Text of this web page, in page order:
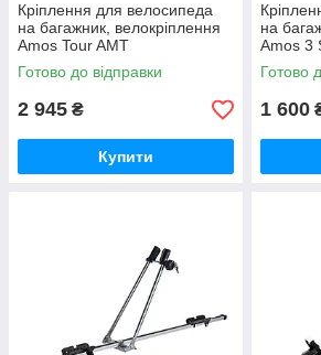
Кріплення для велосипеда
на багажник, велокріплення
Amos Tour AMT
Готово до відправки
2 945 ₴
Купити
на
Amos 3
Готово
1 600